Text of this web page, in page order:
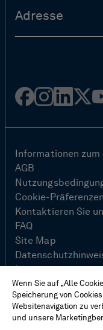
Adresse
Informationen zum
AGB
Cookie-Präferenzen
Kontaktieren Sie
FAQ
Site Map
© Hexagon AB
Wenn Sie auf „Alle
Speicherung von
Websitenavigation zu
und unsere